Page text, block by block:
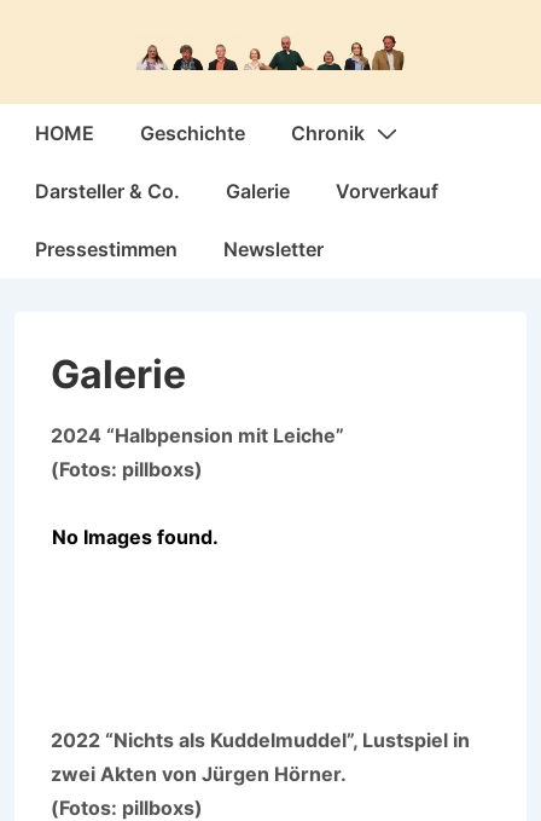
Hauptnavigation
HOME Geschichte Chronik
Darsteller & Co. Galerie Vorverkauf
Pressestimmen Newsletter
Galerie
2024 “Halbpension mit Leiche”
(Fotos: pillboxs)
No Images found.
2022 “Nichts als Kuddelmuddel”, Lustspiel in
zwei Akten von Jürgen Hörner.
(Fotos: pillboxs)